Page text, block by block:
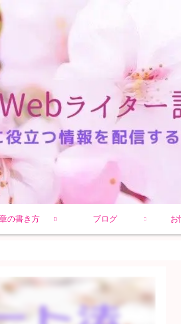
の書き方 ブログ お